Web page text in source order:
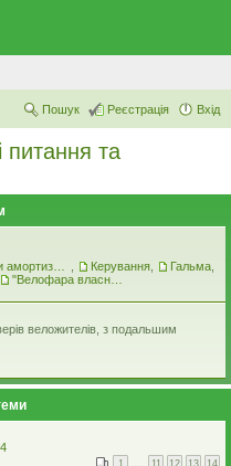
Вхід
Реєстрація
Пошук
питання та
Керування Гальма
веложителiв, з подальшим
1 … 11 12 13 14